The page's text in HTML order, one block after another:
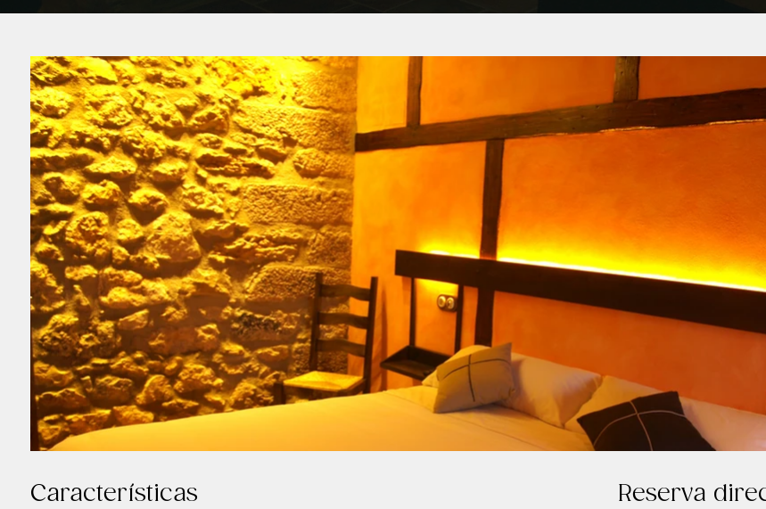
Características
Reserva